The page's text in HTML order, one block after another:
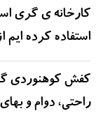
کارخانه ی گری
استفاده کرده
راحتی، دوام و